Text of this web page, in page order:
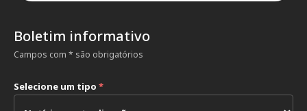
Boletim informativo
Campos com * são obrigatórios
Selecione um tipo *